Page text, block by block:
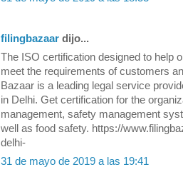
filingbazaar dijo...
The ISO certification designed to help
meet the requirements of customers
Bazaar is a leading legal service
in Delhi. Get certification for the
management, safety management
well as food safety. https://
delhi-
31 de mayo de 2019 a las 19:41